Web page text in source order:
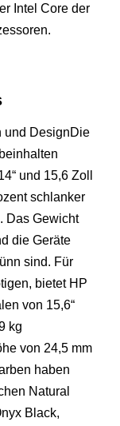
Intel Core der
Die
und 15,6 Zoll
schlanker
Das Gewicht
die Geräte
sind. Für
bietet HP
von 15,6“
kg
von 24,5 mm
haben
Natural
Black,